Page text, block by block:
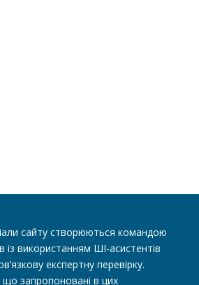
сайту створюються командою
із використанням ШІ-асистентів
експертну перевірку.
запропоновані в цих